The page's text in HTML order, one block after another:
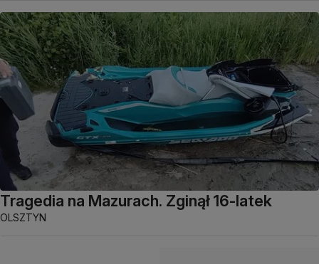
Tragedia na Mazurach. Zginął 16-latek
OLSZTYN